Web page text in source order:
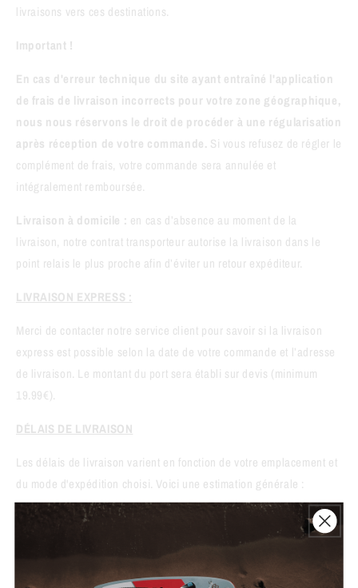
livraisons vers ces destinations.
Important !
En cas d'erreur technique du site ayant entraîné l'application
de frais de livraison incorrects pour votre zone géographique,
nous nous réservons le droit de procéder à une régularisation
après réception de votre commande. Si vous refusez de régler le
complément de frais, votre commande sera annulée et
intégralement remboursée.
Livraison à domicile : en cas d’absence au moment de la
livraison, notre contrat transporteur autorise la livraison dans le
point relais le plus proche afin d’éviter un retour expéditeur.
LIVRAISON EXPRESS :
Merci de contacter notre service client pour savoir si la livraison
express est possible selon la date de votre commande et l’adresse
de livraison. Le montant du port sera établi sur devis (minimum
19.99€).
DÉLAIS DE LIVRAISON
Les délais de livraison varient en fonction de votre emplacement et
du mode d'expédition choisi. Voici une estimation générale :
FRANCE :